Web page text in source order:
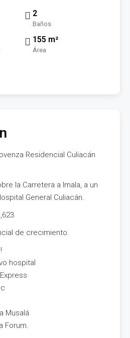
2
Baños
155 m²
Área
Residencial Culiacán
la Carretera a Imala, a un
General Culiacán.
de crecimiento.
hospital
Musalá
Forum.